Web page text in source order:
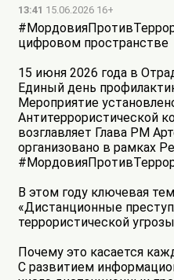
13:41 15.06.2026 16+
цифровом пространстве
15 июня 2026 года в
Единый день
Мероприятие
Антитеррористической
возглавляет Глава РМ
организовано в рамках
В этом году ключевая
«Дистанционные
террористической
Почему это касается
С развитием